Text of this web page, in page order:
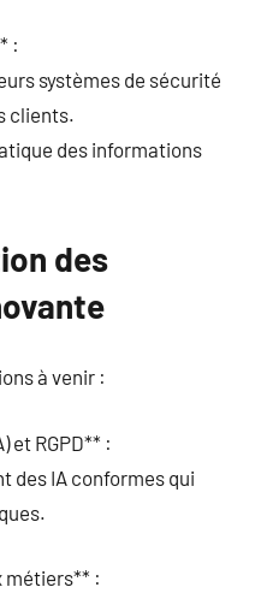
:
systèmes de sécurité
clients.
des informations
des
à venir :
et RGPD** :
des IA conformes qui
métiers** :